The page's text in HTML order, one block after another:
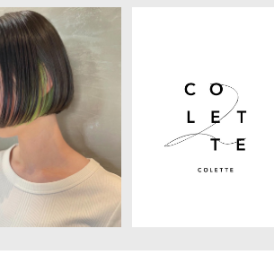
フレンドシップ
お問い合わせ